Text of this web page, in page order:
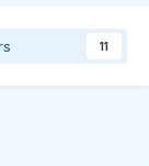
11